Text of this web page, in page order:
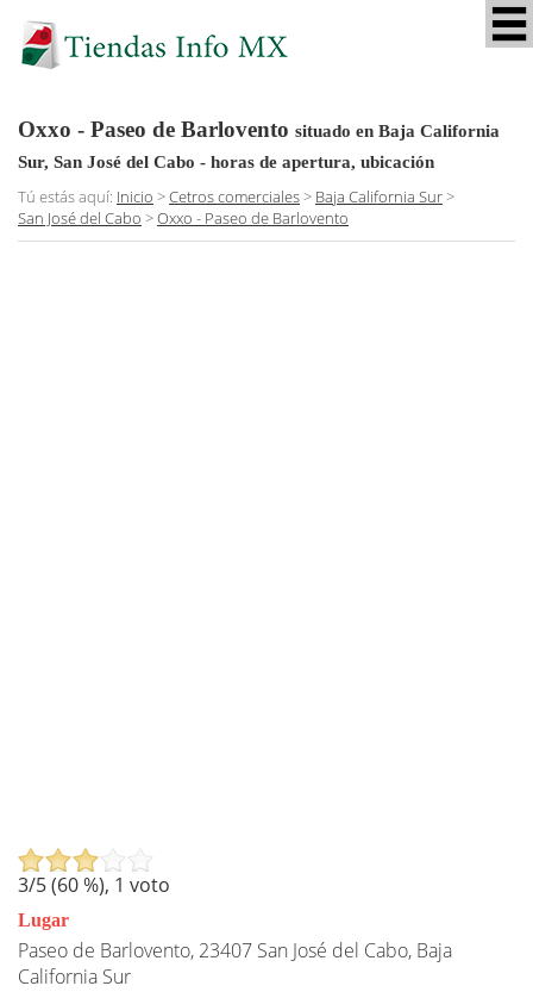
Oxxo - Paseo de Barlovento situado en Baja California
Sur, San José del Cabo - horas de apertura, ubicación
Tú estás aquí: Inicio >Cetros comerciales> Baja California Sur>
San José del Cabo >Oxxo - Paseo de Barlovento
3/5 (60%), 1 voto
Lugar
Paseo de Barlovento, 23407 San José del Cabo, Baja
California Sur